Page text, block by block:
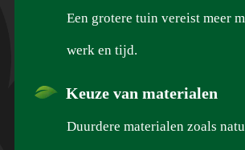
Een grotere tuin vereist meer
werk en tijd.
Keuze van materialen
Duurdere materialen zoals